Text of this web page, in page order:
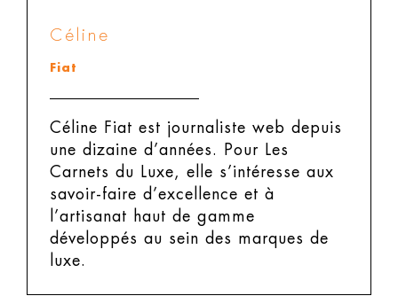
Céline
Fiat
Céline Fiat est journaliste web depuis
une dizaine d’années. Pour Les
Carnets du Luxe, elle s’intéresse aux
savoir-faire d’excellence et à
l’artisanat haut de gamme
développés au sein des marques de
luxe.